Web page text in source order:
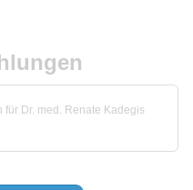
Dr. med. Renate Kadegis